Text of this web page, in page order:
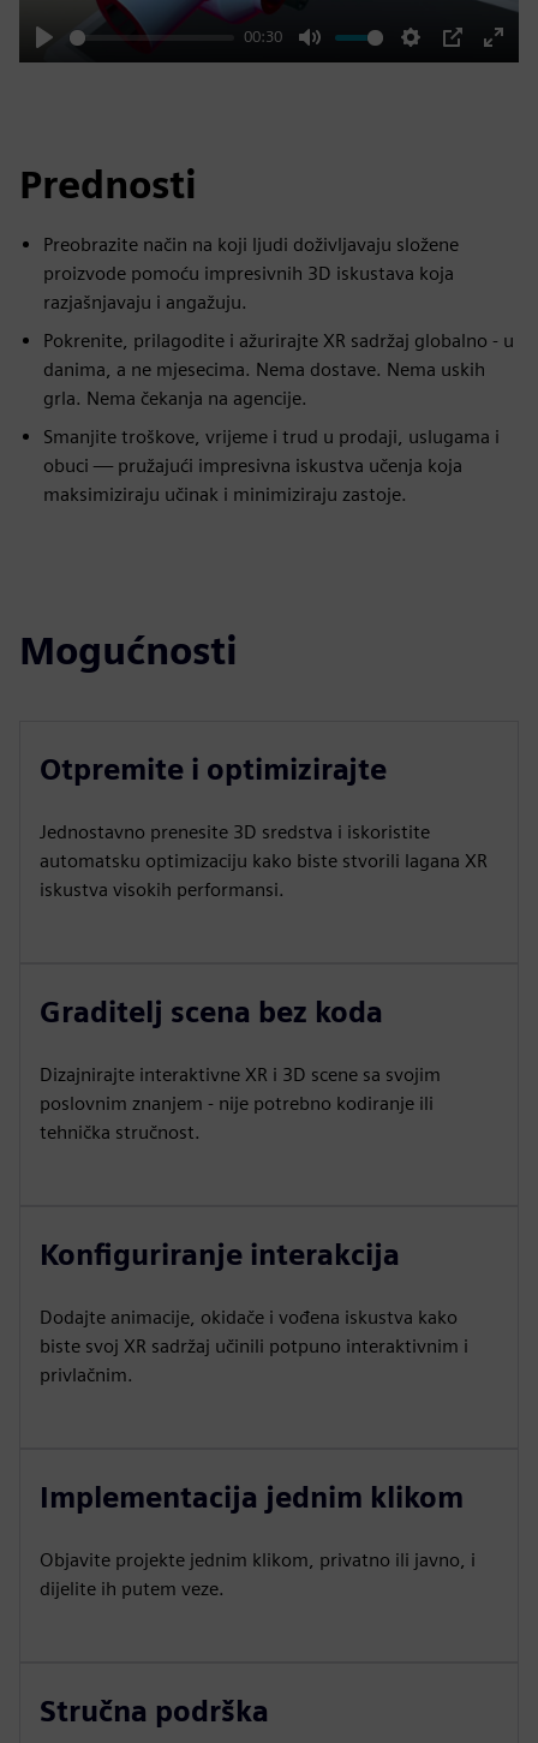
Play
00:30
Mute Settings
PIP
Enter
Prednosti
Preobrazite način na koji ljudi doživljavaju složene
proizvode pomoću impresivnih 3D iskustava koja
razjašnjavaju i angažuju.
Pokrenite, prilagodite i ažurirajte XR sadržaj globalno - u
danima, a ne mjesecima. Nema dostave. Nema uskih
grla. Nema čekanja na agencije.
Smanjite troškove, vrijeme i trud u prodaji, uslugama i
obuci — pružajući impresivna iskustva učenja koja
maksimiziraju učinak i minimiziraju zastoje.
Mogućnosti
Otpremite i optimizirajte
Jednostavno prenesite 3D sredstva i iskoristite
automatsku optimizaciju kako biste stvorili lagana XR
iskustva visokih performansi.
Graditelj scena bez koda
Dizajnirajte interaktivne XR i 3D scene sa svojim
poslovnim znanjem - nije potrebno kodiranje ili
tehnička stručnost.
Konfiguriranje interakcija
Dodajte animacije, okidače i vođena iskustva kako
biste svoj XR sadržaj učinili potpuno interaktivnim i
privlačnim.
Implementacija jednim klikom
Objavite projekte jednim klikom, privatno ili javno, i
dijelite ih putem veze.
Stručna podrška